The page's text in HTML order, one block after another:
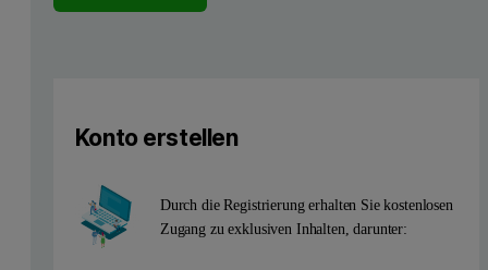
Konto erstellen
Durch die Registrierung erhalten Sie kostenlosen
Zugang zu exklusiven Inhalten, darunter: